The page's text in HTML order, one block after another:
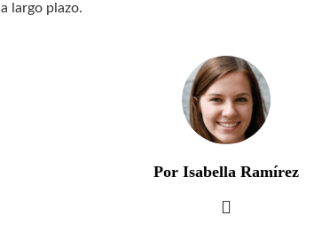
largo plazo.
Por Isabella Ramírez